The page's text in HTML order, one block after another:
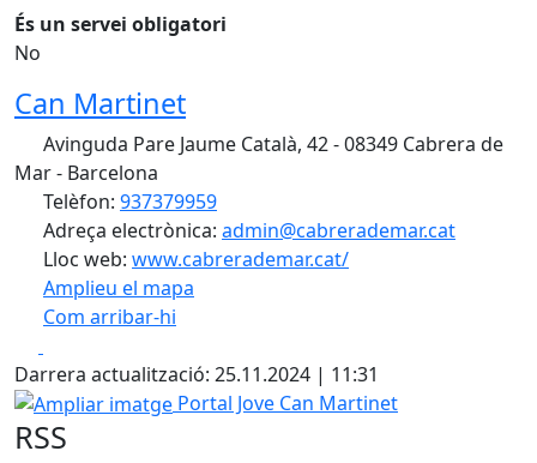
És un servei obligatori
No
Can Martinet
Avinguda Pare Jaume Català, 42 - 08349 Cabrera de
Mar - Barcelona
Telèfon: 937379959
Adreça electrònica: admin@cabrerademar.cat
Lloc web: www.cabrerademar.cat/
Amplieu el mapa
Com arribar-hi
+
−
Darrera actualització: 25.11.2024 | 11:31
Ampliar imatge
Portal Jove Can Martinet
RSS